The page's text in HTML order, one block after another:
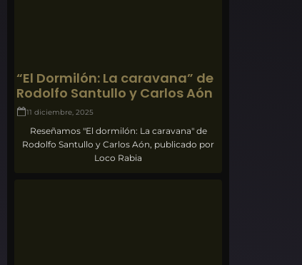
“El Dormilón: La caravana” de
Rodolfo Santullo y Carlos Aón
11 diciembre, 2025
Reseñamos "El dormilón: La caravana" de
Rodolfo Santullo y Carlos Aón, publicado por
Loco Rabia